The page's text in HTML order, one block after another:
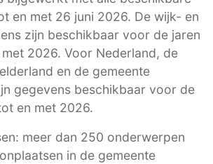
en met 26 juni 2026. De wijk- en
zijn beschikbaar voor de jaren
2026. Voor Nederland, de
en de gemeente
gegevens beschikbaar voor de
en met 2026.
meer dan 250 onderwerpen
in de gemeente